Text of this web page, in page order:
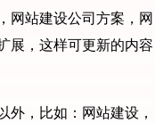
网站建设公司方案，网
展，这样可更新的内容
外，比如：网站建设，